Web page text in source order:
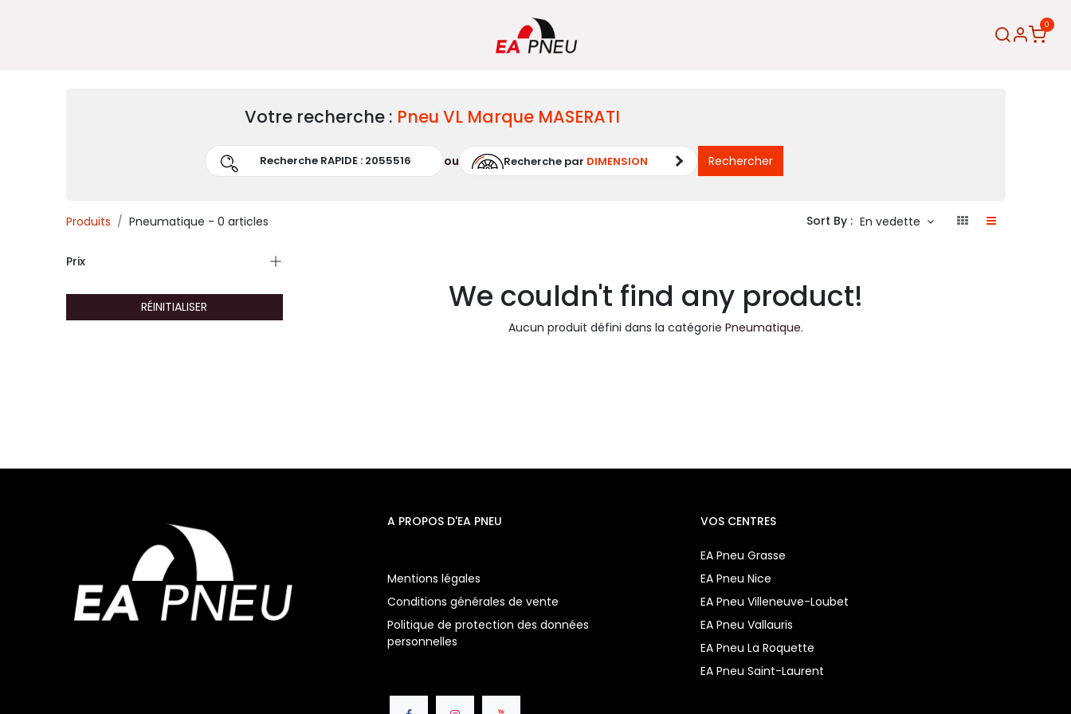
0
Votre recherche : Pneu VL Marque MASERATI
ou Recherche par DIMENSION Rechercher
Produits Pneumatique - 0 articles Sort By : En vedette
Prix
RÉINITIALISER We couldn't find any product!
Aucun produit défini dans la catégoriePneumatique.
VOS CENTRES
EA Pneu Grasse
EA Pneu Nice
EA Pneu Villeneuve-Loubet
EA Pneu Vallauris
EA Pneu La Roquette
EA Pneu Saint-Laurent
A PROPOS D'EA PNEU
Mentions légales
Conditions générales de vente
Politique de protection des données
personnelles